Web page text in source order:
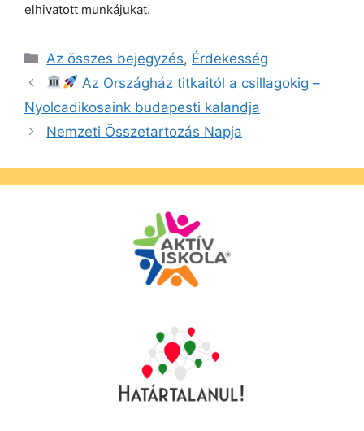
elhivatott munkájukat.
Kategória
Az összes bejegyzés, Érdekesség
Az Országház titkaitól a csillagokig –
Nyolcadikosaink budapesti kalandja
Nemzeti Összetartozás Napja